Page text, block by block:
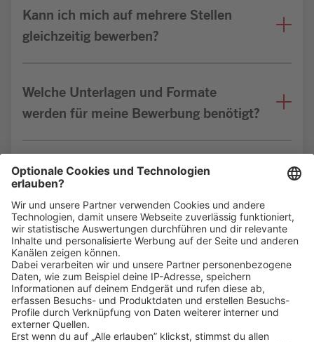
Kann ich mich auf mehrere Stellen
gleichzeitig bewerben?
Welche Unterlagen und Formate
werden für meine Bewerbung benötigt?
Bin ich für die Stelle geeignet?